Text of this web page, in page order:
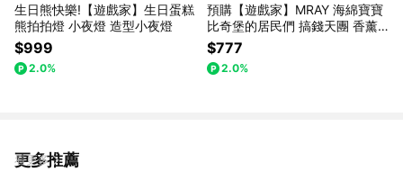
生日熊快樂!【遊戲家】生日蛋糕
熊拍拍燈 小夜燈 造型小夜燈
$999
2.0%
預購【遊戲家】MRAY 海綿寶寶
比奇堡的居民們 搞錢天團 香薰
掛件 盲盒 - 1 入
$777
2.0%
更多推薦
看更多